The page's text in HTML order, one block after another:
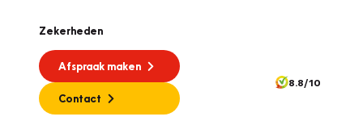
Zekerheden
Afspraak maken
Contact
8.8/10